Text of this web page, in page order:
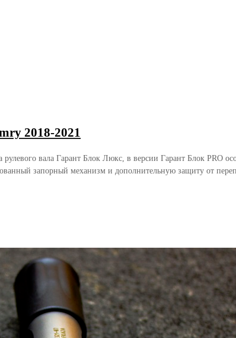
2018-2021
рулевого вала Гарант Блок Люкс, в версии Гарант Блок
запорный механизм и дополнительную защиту от